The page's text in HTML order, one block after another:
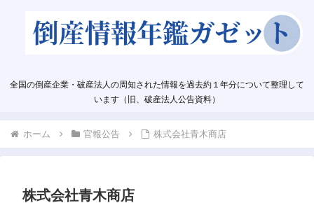
全国の倒産企業・破産法人の周知された情報を過去約１年分について整理して
います（旧、破産法人公告資料）
ホーム 官報公告 株式会社青木商店
株式会社青木商店